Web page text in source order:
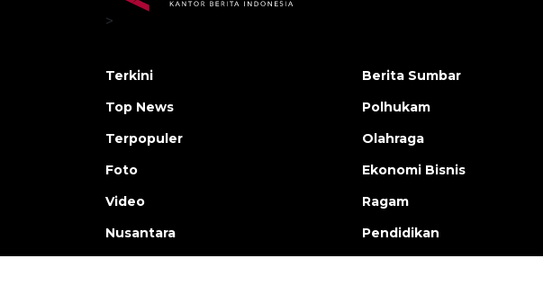
>
Terkini
Top News
Terpopuler
Foto
Video
Nusantara
Berita Sumbar
Polhukam
Olahraga
Ekonomi Bisnis
Ragam
Pendidikan